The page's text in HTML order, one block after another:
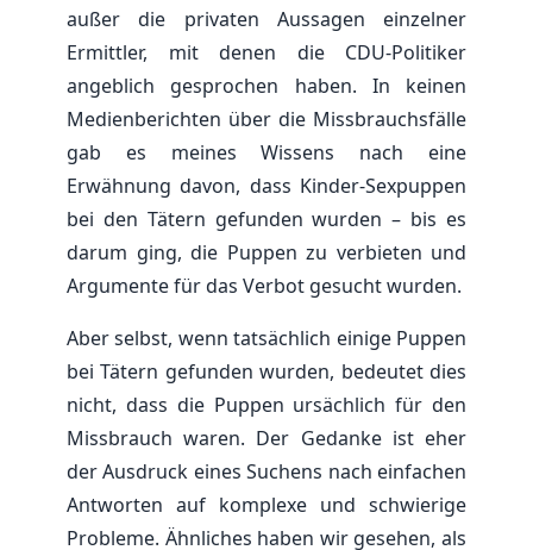
außer die privaten Aussagen einzelner
Ermittler, mit denen die CDU-Politiker
angeblich gesprochen haben. In keinen
Medienberichten über die Missbrauchsfälle
gab es meines Wissens nach eine
Erwähnung davon, dass Kinder-Sexpuppen
bei den Tätern gefunden wurden – bis es
darum ging, die Puppen zu verbieten und
Argumente für das Verbot gesucht wurden.
Aber selbst, wenn tatsächlich einige Puppen
bei Tätern gefunden wurden, bedeutet dies
nicht, dass die Puppen ursächlich für den
Missbrauch waren. Der Gedanke ist eher
der Ausdruck eines Suchens nach einfachen
Antworten auf komplexe und schwierige
Probleme. Ähnliches haben wir gesehen, als